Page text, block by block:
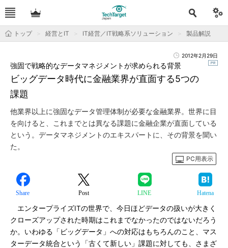
トップ 経営とIT IT経営／IT戦略系ソリューション 製品解説
2012年2月29日
ビッグデータ時代に金融業界が直面する5つの
課題
強固で戦略的なデータマネジメントが求められる背景
他業界以上に強固なデータ管理体制が必要な金融業界。世界に目
を向けると、これまでとは異なる課題に金融企業が直面している
という。データマネジメントのエキスパートに、その背景を聞い
た。
PC用表示
Share Post LINE Hatena
エンタープライズITの世界で、今日ほどデータの扱いが大きく
クローズアップされた時期はこれまでなかったのではないだろう
か。いわゆる「ビッグデータ」への対応はもちろんのこと、マス
ターデータ統合という「古くて新しい」課題に対しても、さまざ